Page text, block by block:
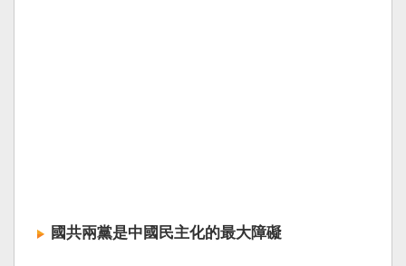
國共兩黨是中國民主化的最大障礙